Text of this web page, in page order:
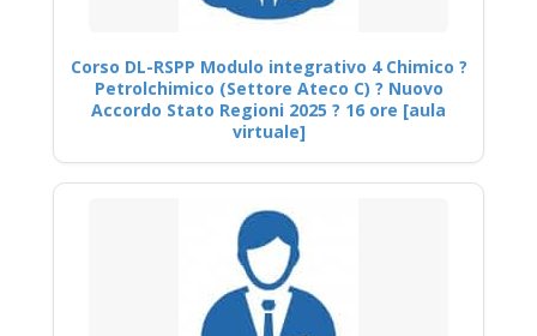
Corso DL-RSPP Modulo integrativo 4 Chimico ?
Petrolchimico (Settore Ateco C) ? Nuovo
Accordo Stato Regioni 2025 ? 16 ore [aula
virtuale]